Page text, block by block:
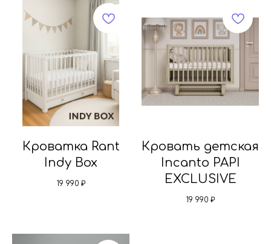
Кроватка Rant
Indy Box
19 990 ₽
Кровать детская
Incanto PAPI
EXCLUSIVE
19 990 ₽